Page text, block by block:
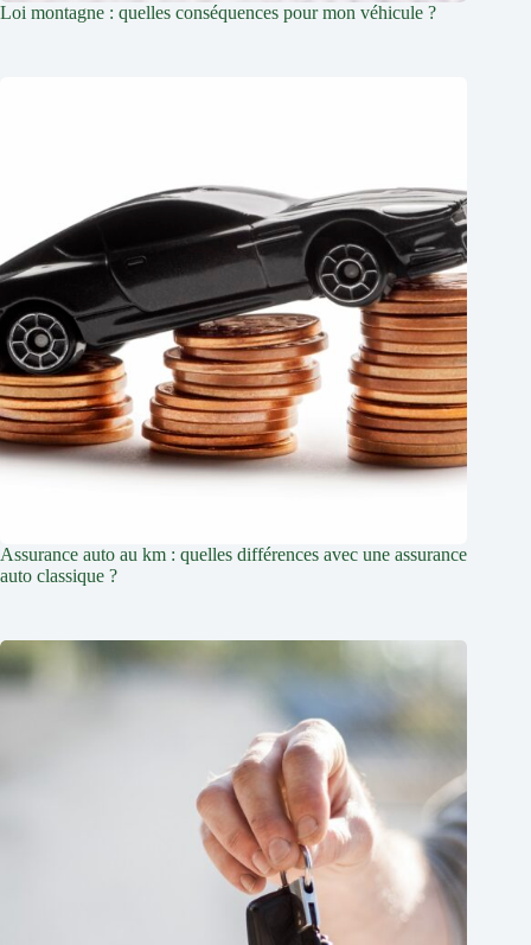
Loi montagne : quelles conséquences pour mon véhicule ?
Assurance auto au km : quelles différences avec une assurance
auto classique ?